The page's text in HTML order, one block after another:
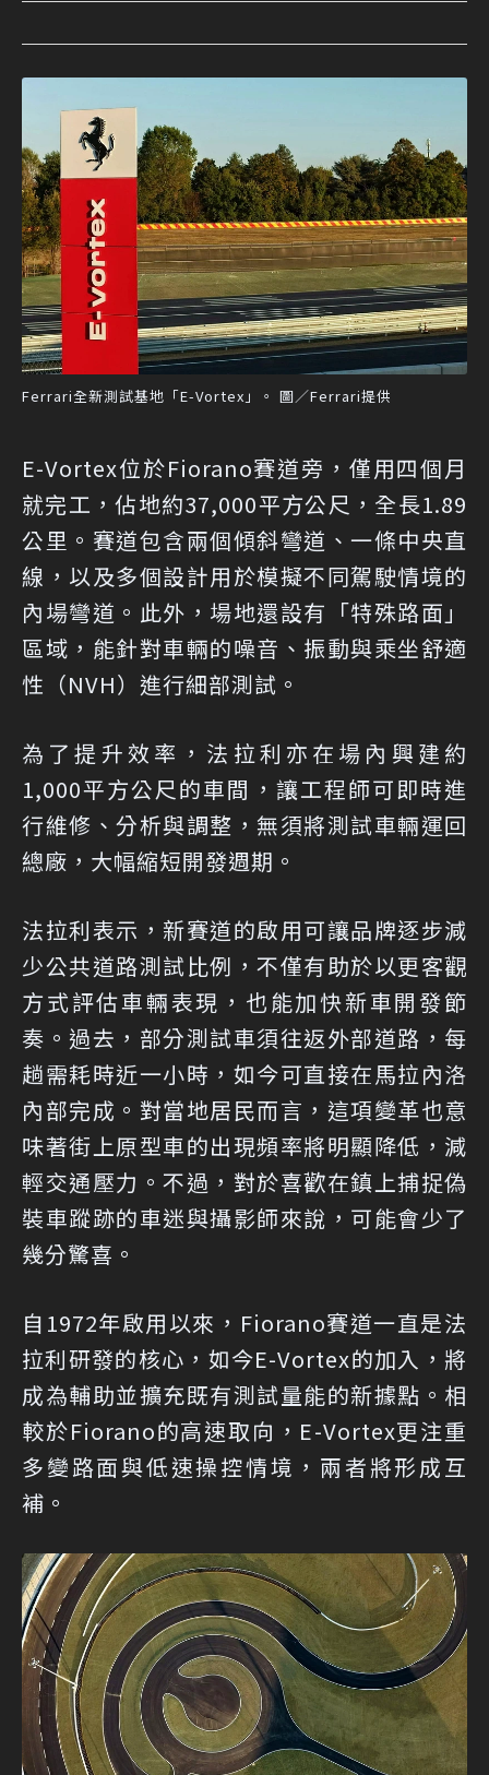
Ferrari全新測試基地「E-Vortex」。 圖／Ferrari提供
E-Vortex位於Fiorano賽道旁，僅用四個月
就完工，佔地約37,000平方公尺，全長1.89
公里。賽道包含兩個傾斜彎道、一條中央直
線，以及多個設計用於模擬不同駕駛情境的
內場彎道。此外，場地還設有「特殊路面」
區域，能針對車輛的噪音、振動與乘坐舒適
性（NVH）進行細部測試。
為了提升效率，法拉利亦在場內興建約
1,000平方公尺的車間，讓工程師可即時進
行維修、分析與調整，無須將測試車輛運回
總廠，大幅縮短開發週期。
法拉利表示，新賽道的啟用可讓品牌逐步減
少公共道路測試比例，不僅有助於以更客觀
方式評估車輛表現，也能加快新車開發節
奏。過去，部分測試車須往返外部道路，每
趟需耗時近一小時，如今可直接在馬拉內洛
內部完成。對當地居民而言，這項變革也意
味著街上原型車的出現頻率將明顯降低，減
輕交通壓力。不過，對於喜歡在鎮上捕捉偽
裝車蹤跡的車迷與攝影師來說，可能會少了
幾分驚喜。
自1972年啟用以來，Fiorano賽道一直是法
拉利研發的核心，如今E-Vortex的加入，將
成為輔助並擴充既有測試量能的新據點。相
較於Fiorano的高速取向，E-Vortex更注重
多變路面與低速操控情境，兩者將形成互
補。